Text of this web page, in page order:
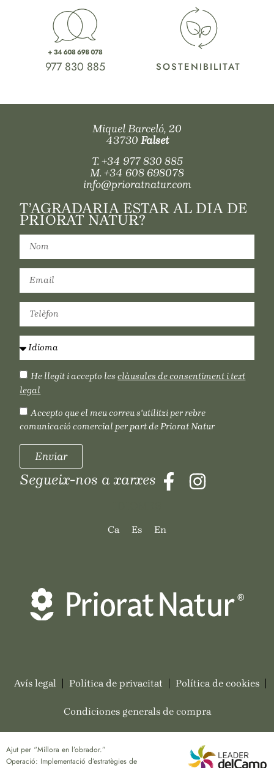
977 830 885 SOSTENIBILITAT
Miquel Barceló, 20
43730 Falset
T.+34 977 830 885
M. +34 608 698078
info@prioratnatur.com
T’AGRADARIA ESTAR AL DIA DE
PRIORAT NATUR?
He llegit i accepto lesclàusules de consentiment i text
legal
Accepto que el meu correu s'utilitzi per rebre
comunicació comercial per part de Priorat Natur
Enviar
Segueix-nos a xarxes
Ca Es En
Avís legal Política de privacitat Política de cookies
Condiciones generals de compra
Ajut per “Millora en l’obrador.”
Operació: Implementació d’estratègies de